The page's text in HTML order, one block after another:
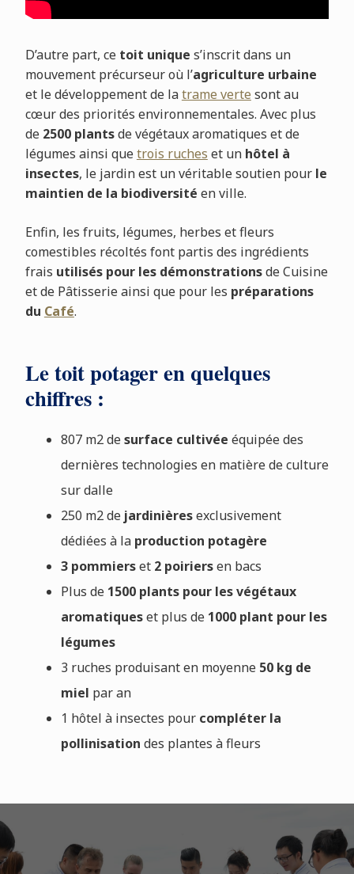
D’autre part, cetoit unique s’inscrit dans un
mouvement précurseur où l’agriculture urbaine
et le développement de latrame verte sont au
cœur des priorités environnementales. Avec plus
de 2500 plantsde végétaux aromatiques et de
légumes ainsi quetrois ruches et un hôtel à
insectes, le jardin est un véritable soutien pour le
maintien de la biodiversité en ville.
Enfin, les fruits, légumes, herbes et fleurs
comestibles récoltés font partis des ingrédients
frais utilisés pour les démonstrationsde Cuisine
et de Pâtisserie ainsi que pour les préparations
du Café.
Le toit potager en quelques
chiffres :
807 m2 desurface cultivée équipée des
dernières technologies en matière de culture
sur dalle
250 m2 dejardinièresexclusivement
dédiées à la production potagère
3 pommierset 2 poiriersen bacs
Plus de 1500 plants pour les végétaux
aromatiqueset plus de 1000 plant pour les
légumes
3 ruches produisant en moyenne 50 kg de
miel par an
1 hôtel à insectes pour compléter la
pollinisation des plantes à fleurs